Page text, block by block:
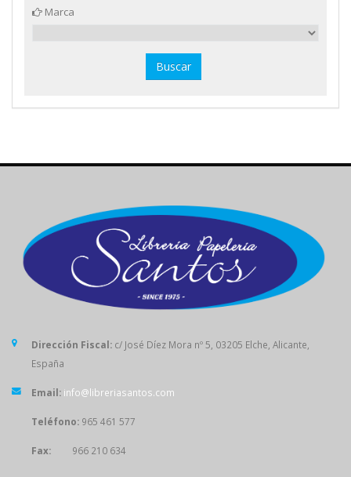
Marca
Dirección Fiscal: c/ José Díez Mora nº 5, 03205 Elche, Alicante,
España
Email: info@libreriasantos.com
Teléfono: 965 461 577
Fax: 966 210 634